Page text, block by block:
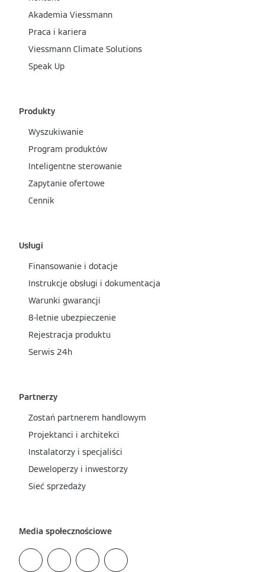
Akademia Viessmann
Praca i kariera
Viessmann Climate Solutions
Speak Up
Produkty
Wyszukiwanie
Program produktów
Inteligentne sterowanie
Zapytanie ofertowe
Cennik
Usługi
Finansowanie i dotacje
Instrukcje obsługi i dokumentacja
Warunki gwarancji
8-letnie ubezpieczenie
Rejestracja produktu
Serwis 24h
Partnerzy
Zostań partnerem handlowym
Projektanci i architekci
Instalatorzy i specjaliści
Deweloperzy i inwestorzy
Sieć sprzedaży
Media społecznościowe